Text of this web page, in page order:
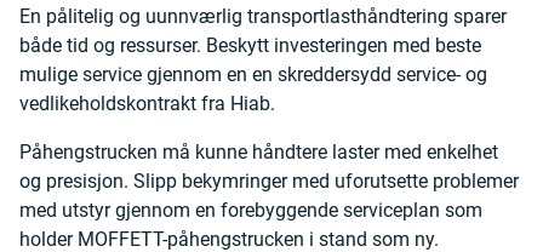
En pålitelig og uunnværlig transportlasthåndtering sparer
både tid og ressurser. Beskytt investeringen med beste
mulige service gjennom en en skreddersydd service- og
vedlikeholdskontrakt fra Hiab.
Påhengstrucken må kunne håndtere laster med enkelhet
og presisjon. Slipp bekymringer med uforutsette problemer
med utstyr gjennom en forebyggende serviceplan som
holder MOFFETT-påhengstrucken i stand som ny.